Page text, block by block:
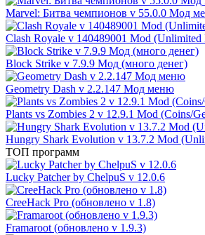
Marvel: Битва чемпионов v 55.0.0 Мод
Clash Royale v 140489001 Mod (Unlimited
Block Strike v 7.9.9 Мод (много денег)
Geometry Dash v 2.2.147 Мод меню
Plants vs Zombies 2 v 12.9.1 Mod (Coins/
Hungry Shark Evolution v 13.7.2 Mod
ТОП программ
Lucky Patcher by ChelpuS v 12.0.6
CreeHack Pro (обновлено v 1.8)
Framaroot (обновлено v 1.9.3)